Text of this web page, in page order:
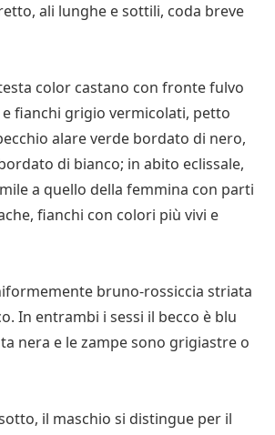
ali lunghe e sottili, coda breve
color castano con fronte fulvo
fianchi grigio vermicolati, petto
alare verde bordato di nero,
di bianco; in abito eclissale,
a quello della femmina con parti
fianchi con colori più vivi e
bruno-rossiccia striata
In entrambi i sessi il becco è blu
nera e le zampe sono grigiastre o
il maschio si distingue per il